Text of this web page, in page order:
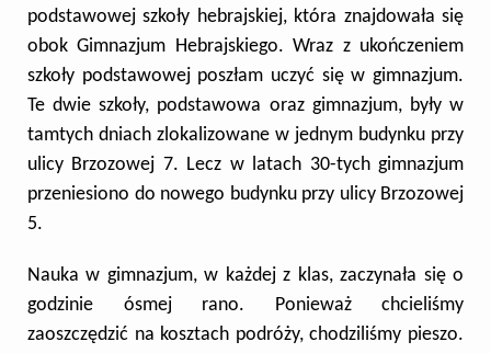
podstawowej szkoły hebrajskiej, która znajdowała się
obok Gimnazjum Hebrajskiego. Wraz z ukończeniem
szkoły podstawowej poszłam uczyć się w gimnazjum.
Te dwie szkoły, podstawowa oraz gimnazjum, były w
tamtych dniach zlokalizowane w jednym budynku przy
ulicy Brzozowej 7. Lecz w latach 30-tych gimnazjum
przeniesiono do nowego budynku przy ulicy Brzozowej
5.
Nauka w gimnazjum, w każdej z klas, zaczynała się o
godzinie ósmej rano. Ponieważ chcieliśmy
zaoszczędzić na kosztach podróży, chodziliśmy pieszo.